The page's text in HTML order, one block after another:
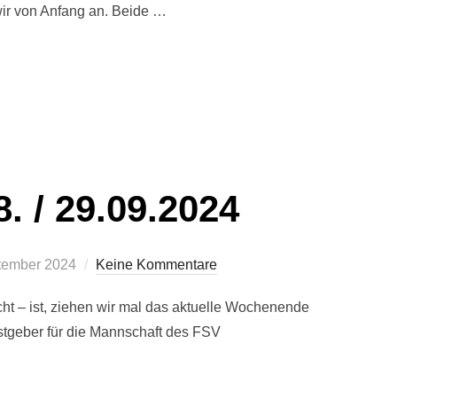
von Anfang an. Beide …
16.03.2025“
/ 29.09.2024
2024 Keine Kommentare
– ist, ziehen wir mal das aktuelle Wochenende
für die Mannschaft des FSV